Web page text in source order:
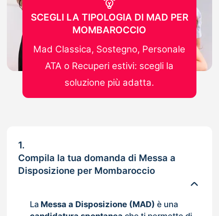
1.
Compila la tua domanda di Messa a
Disposizione per Mombaroccio
La Messa a Disposizione (MAD) è una
SCEGLI LA TIPOLOGIA DI MAD PER
MOMBAROCCIO
Mad Classica, Sostegno, Personale
ATA o Recuperi estivi: scegli la
soluzione più adatta.